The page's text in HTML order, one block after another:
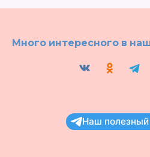
Много интересного в
Наш